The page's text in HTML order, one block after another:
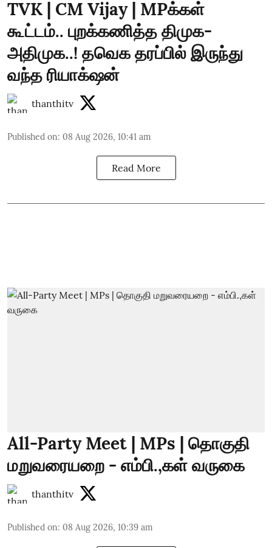
TVK | CM Vijay | MPக்கள்
கூட்டம்.. புறக்கணித்த திமுக-
அதிமுக..! தவெக தரப்பில் இருந்து
வந்த ரியாக்‌ஷன்
thanthitv
Published on: 08 Aug 2026, 10:41 am
Read More
All-Party Meet | MPs | தொகுதி
மறுவரையறை - எம்பி.,கள் வருகை
thanthitv
Published on: 08 Aug 2026, 10:39 am